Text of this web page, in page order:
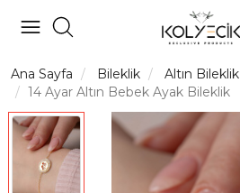
Ana Sayfa Bileklik
Altın Bileklik
14 Ayar Altın Bebek Ayak Bileklik